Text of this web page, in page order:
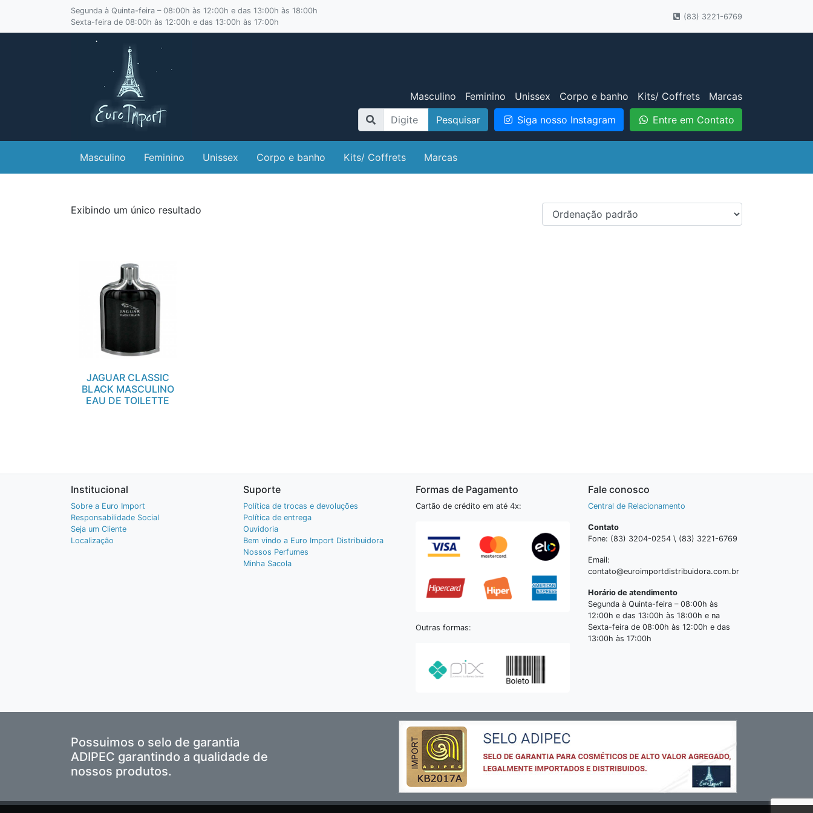
Segunda à Quinta-feira – 08:00h às 12:00h e das 13:00h às 18:00h
Sexta-feira de 08:00h às 12:00h e das 13:00h às 17:00h
(83) 3221-6769
Masculino Feminino Unissex Corpo e banho Kits/ Coffrets
Marcas
Pesquisar
Siga nosso Instagram Entre em Contato
Masculino Feminino Unissex Corpo e banho Kits/ Coffrets Marcas
Exibindo um único resultado
JAGUAR CLASSIC
BLACK MASCULINO
EAU DE TOILETTE
Institucional
Sobre a Euro Import
Responsabilidade Social
Seja um Cliente
Localização
Suporte
Política de trocas e devoluções
Política de entrega
Ouvidoria
Bem vindo a Euro Import Distribuidora
Nossos Perfumes
Minha Sacola
Formas de Pagamento
Cartão de crédito em até 4x:
Outras formas:
Fale conosco
Central de Relacionamento
Contato
Fone: (83) 3204-0254 \ (83) 3221-6769
Email:
contato@euroimportdistribuidora.com.br
Horário de atendimento
Segunda à Quinta-feira – 08:00h às
12:00h e das 13:00h às 18:00h e na
Sexta-feira de 08:00h às 12:00h e das
13:00h às 17:00h
Possuimos o selo de garantia
ADIPEC garantindo a qualidade de
nossos produtos.